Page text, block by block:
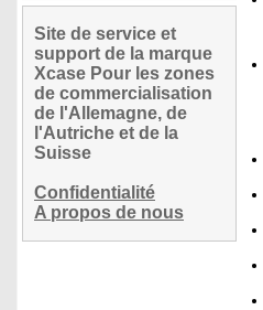
Site de service et
support de la marque
Xcase Pour les zones
de commercialisation
de l'Allemagne, de
l'Autriche et de la
Suisse
Confidentialité
A propos de nous